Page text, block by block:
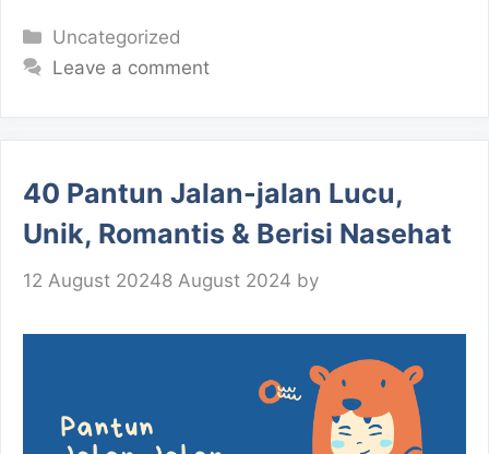
Categories
Uncategorized
Leave a comment
40 Pantun Jalan-jalan Lucu,
Unik, Romantis & Berisi Nasehat
12 August 20248 August 2024 by